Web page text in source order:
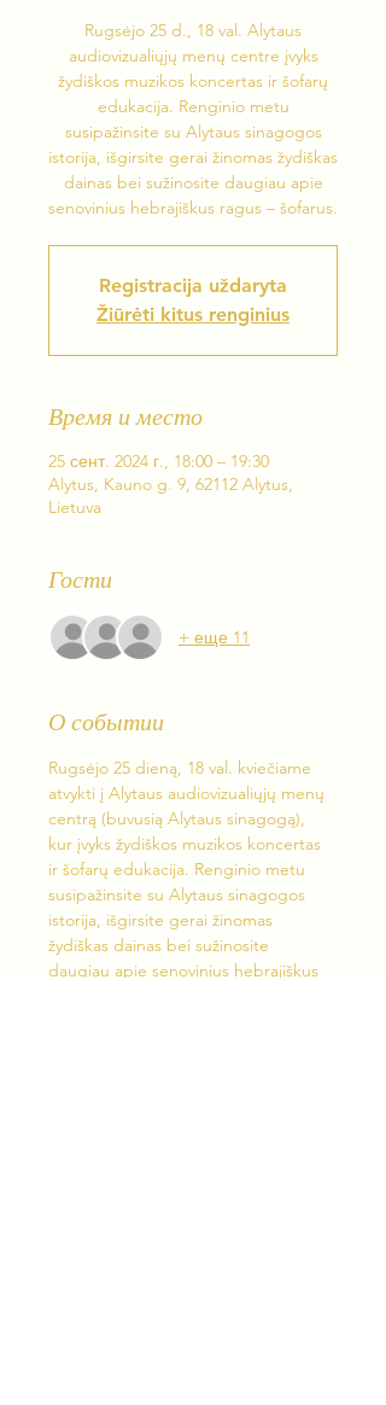
Rugsėjo 25 d., 18 val. Alytaus
audiovizualiųjų menų centre įvyks
žydiškos muzikos koncertas ir šofarų
edukacija. Renginio metu
susipažinsite su Alytaus sinagogos
istorija, išgirsite gerai žinomas žydiškas
dainas bei sužinosite daugiau apie
senovinius hebrajiškus ragus – šofarus.
Registracija uždaryta
Žiūrėti kitus renginius
Время и место
25 сент. 2024 г., 18:00 – 19:30
Alytus, Kauno g. 9, 62112 Alytus,
Lietuva
Гости
+ еще 11
О событии
Rugsėjo 25 dieną, 18 val. kviečiame
atvykti į Alytaus audiovizualiųjų menų
centrą (buvusią Alytaus sinagogą),
kur įvyks žydiškos muzikos koncertas
ir šofarų edukacija. Renginio metu
susipažinsite su Alytaus sinagogos
istorija, išgirsite gerai žinomas
žydiškas dainas bei sužinosite
daugiau apie senovinius hebrajiškus